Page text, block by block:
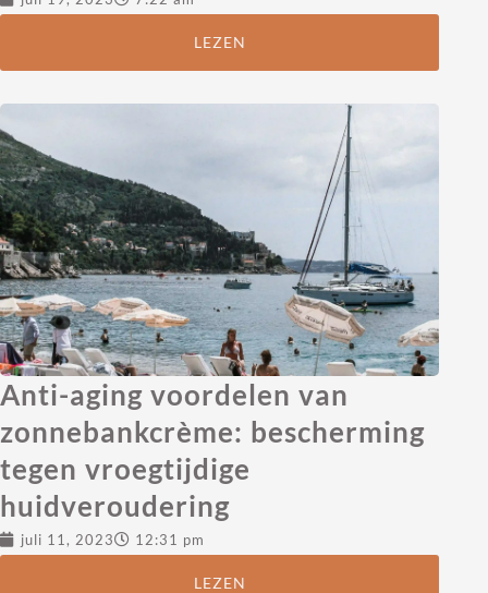
LEZEN
Anti-aging voordelen van
zonnebankcrème: bescherming
tegen vroegtijdige
huidveroudering
juli 11, 2023 12:31 pm
LEZEN